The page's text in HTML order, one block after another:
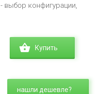
- выбор конфигурации,
Купить
нашли дешевле?